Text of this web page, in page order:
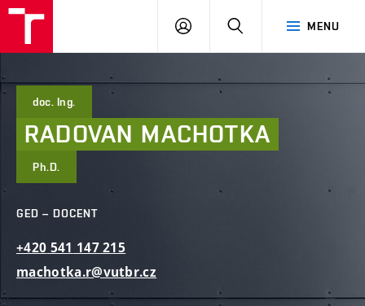
Brno
MENU
PŘIHLÁSIT
doc. Ing.
RADOVAN MACHOTKA
Ph.D.
GED – DOCENT
+420 541 147215
machotka.r@vutbr.cz